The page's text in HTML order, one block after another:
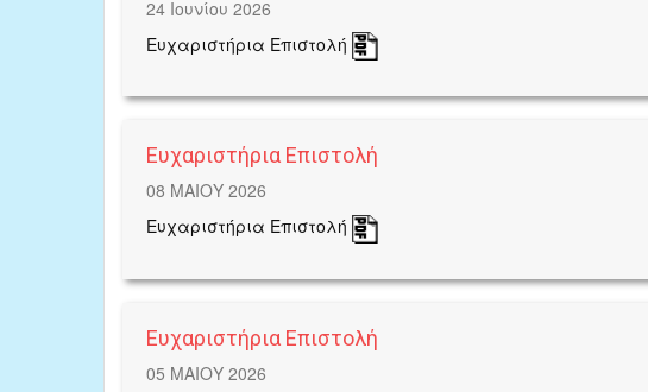
24 Ιουνίου 2026
Ευχαριστήρια Επιστολή
Ευχαριστήρια Επιστολή
08 ΜΑΙΟΥ 2026
Ευχαριστήρια Επιστολή
Ευχαριστήρια Επιστολή
05 ΜΑΙΟΥ 2026